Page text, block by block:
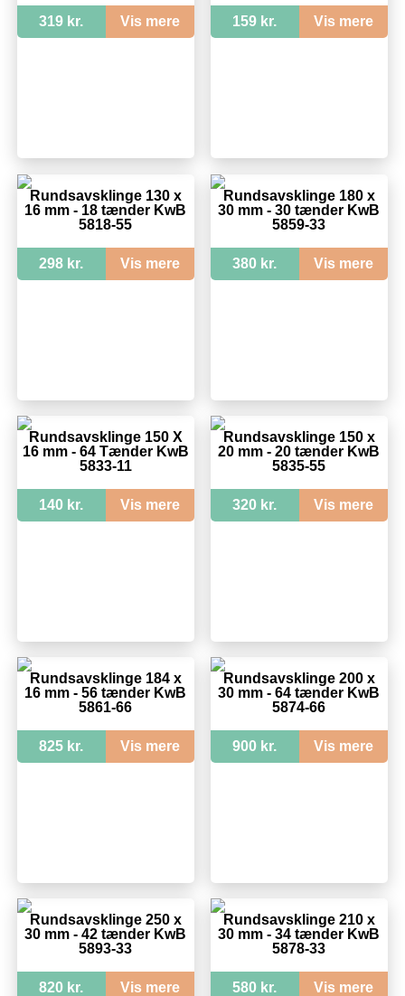
319 kr. Vis mere 159 kr. Vis mere
Rundsavsklinge 130 x
16 mm - 18 tænder KwB
5818-55
298 kr. Vis mere
Rundsavsklinge 180 x
30 mm - 30 tænder KwB
5859-33
380 kr. Vis mere
Rundsavsklinge 150 X
16 mm - 64 Tænder KwB
5833-11
140 kr. Vis mere
Rundsavsklinge 150 x
20 mm - 20 tænder KwB
5835-55
320 kr. Vis mere
Rundsavsklinge 184 x
16 mm - 56 tænder KwB
5861-66
825 kr. Vis mere
Rundsavsklinge 200 x
30 mm - 64 tænder KwB
5874-66
900 kr. Vis mere
Rundsavsklinge 250 x
30 mm - 42 tænder KwB
5893-33
820 kr. Vis mere
Rundsavsklinge 210 x
30 mm - 34 tænder KwB
5878-33
580 kr. Vis mere